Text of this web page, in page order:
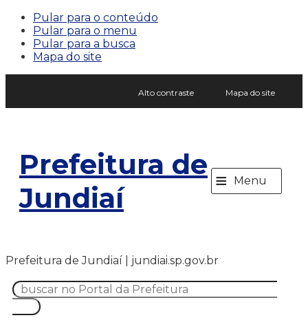
Pular para o conteúdo
Pular para o menu
Pular para a busca
Mapa do site
Alto contraste Mapa do site
Prefeitura de
Jundiaí
≡ Menu
Prefeitura de Jundiaí | jundiai.sp.gov.br